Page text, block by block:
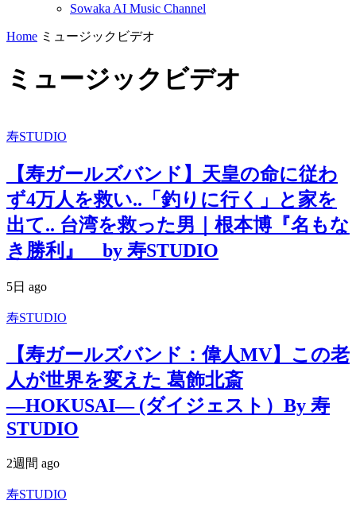
Sowaka AI Music Channel
Home ミュージックビデオ
ミュージックビデオ
寿STUDIO
【寿ガールズバンド】天皇の命に従わ
ず4万人を救い..「釣りに行く」と家を
出て.. 台湾を救った男｜根本博『名もな
き勝利』 by 寿STUDIO
5日 ago
寿STUDIO
【寿ガールズバンド：偉人MV】この老
人が世界を変えた 葛飾北斎
―HOKUSAI― (ダイジェスト）By 寿
STUDIO
2週間 ago
寿STUDIO